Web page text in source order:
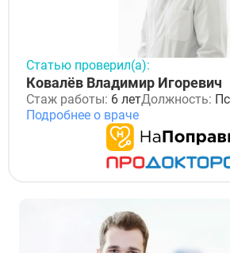
Статью проверил(а):
Ковалёв Владимир Игоревич
Стаж работы: 6 летДолжность:
Подробнее о враче